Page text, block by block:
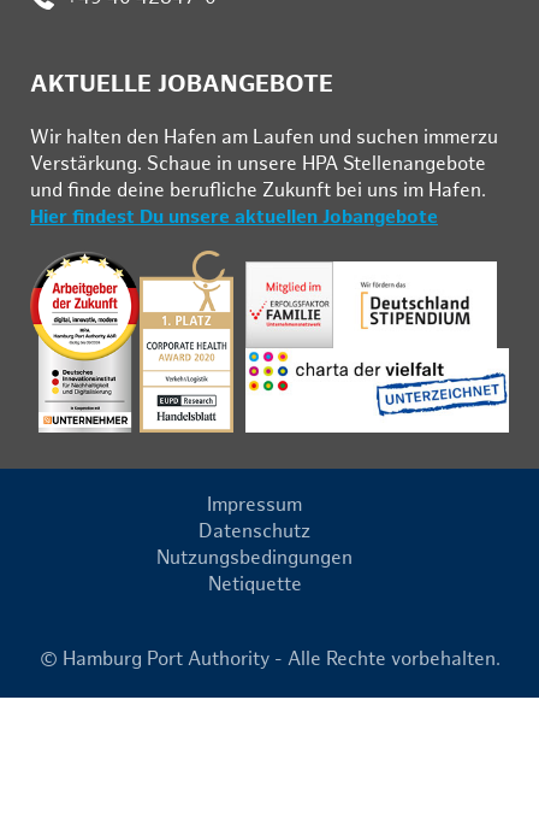
AKTUELLE JOBANGEBOTE
Wir hal­ten den Ha­fen am Lau­fen und su­chen im­mer­zu
Ver­stär­kung. Schau­e in un­se­re HPA Stel­len­an­ge­bo­te
und fin­de deine be­ruf­li­che Zu­kunft bei uns im Ha­fen.
Hier findest Du unsere aktuellen Jobangebote
Impressum
Datenschutz
Nutzungsbedingungen
Netiquette
© Hamburg Port Authority - Alle Rechte vorbehalten.